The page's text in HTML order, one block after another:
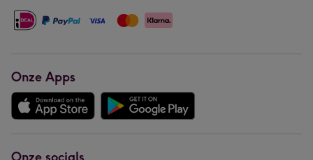
Onze Apps
Onze socials